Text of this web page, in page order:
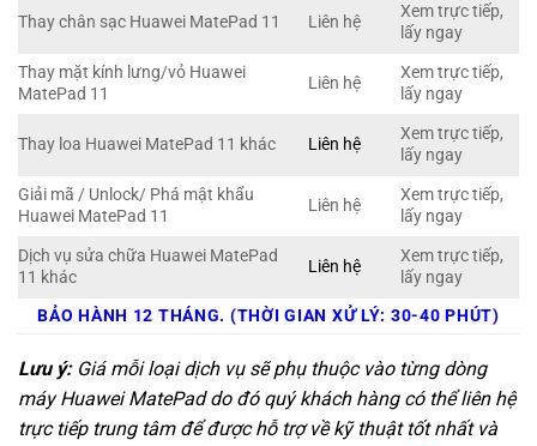
Thay chân sạc Huawei MatePad 11 Liên hệ
Xem trực tiếp,
lấy ngay
Thay mặt kính lưng/vỏ Huawei
MatePad 11
Liên hệ
Xem trực tiếp,
lấy ngay
Thay loa Huawei MatePad 11 khác Liên hệ
Xem trực tiếp,
lấy ngay
Giải mã / Unlock/ Phá mật khẩu
Huawei MatePad 11
Liên hệ
Xem trực tiếp,
lấy ngay
Dịch vụ sửa chữa Huawei MatePad
11 khác
Liên hệ
Xem trực tiếp,
lấy ngay
BẢO HÀNH 12 THÁNG. (THỜI GIAN XỬ LÝ: 30-40 PHÚT)
Lưu ý:Giá mỗi loại dịch vụ sẽ phụ thuộc vào từng dòng
máy Huawei MatePad do đó quý khách hàng có thể liên hệ
trực tiếp trung tâm để được hỗ trợ về kỹ thuật tốt nhất và